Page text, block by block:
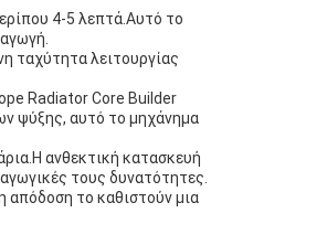
4-5 λεπτά.Αυτό το
ταχύτητα λειτουργίας
Radiator Core Builder
ψύξης, αυτό το μηχάνημα
ανθεκτική κατασκευή
τους δυνατότητες.
απόδοση το καθιστούν μια